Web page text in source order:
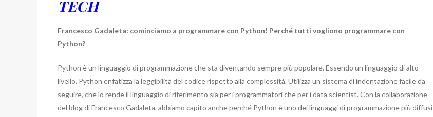
TECH
Francesco Gadaleta: cominciamo a programmare con Python! Perché tutti vogliono programmare con
Python?
Python è un linguaggio di programmazione che sta diventando sempre più popolare. Essendo un linguaggio di alto
livello, Python enfatizza la leggibilità del codice rispetto alla complessità. Utilizza un sistema di indentazione facile da
seguire, che lo rende il linguaggio di riferimento sia per i programmatori che per i data scientist. Con la collaborazione
del blog di Francesco Gadaleta, abbiamo capito anche perché Python è uno dei linguaggi di programmazione più diffusi